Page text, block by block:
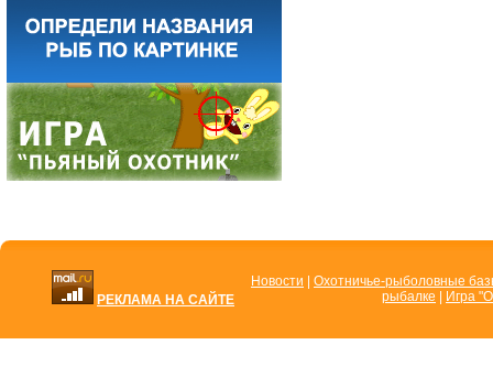
РЕКЛАМА НА САЙТЕ
Новости
Охотничье-рыболовные
рыбалке
Игра